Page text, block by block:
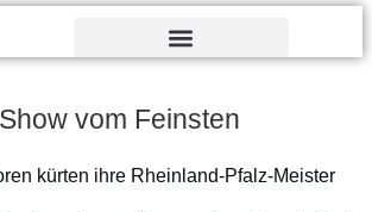
vom Feinsten
kürten ihre Rheinland-Pfalz-Meister